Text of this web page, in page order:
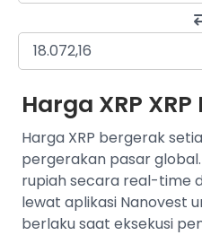
Harga XRP
Harga XRP bergerak
pergerakan pasar
rupiah secara real-time
lewat aplikasi Nanovest
berlaku saat eksekusi